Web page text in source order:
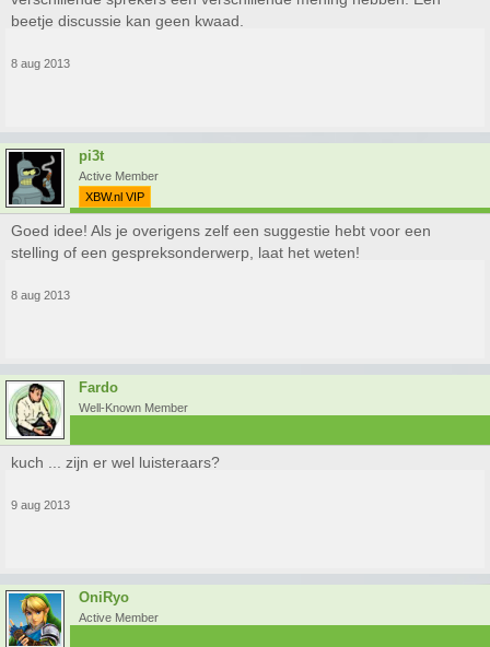
beetje discussie kan geen kwaad.
8 aug 2013
pi3t
Active Member
XBW.nl VIP
Goed idee! Als je overigens zelf een suggestie hebt voor een
stelling of een gespreksonderwerp, laat het weten!
8 aug 2013
Fardo
Well-Known Member
kuch ... zijn er wel luisteraars?
9 aug 2013
OniRyo
Active Member